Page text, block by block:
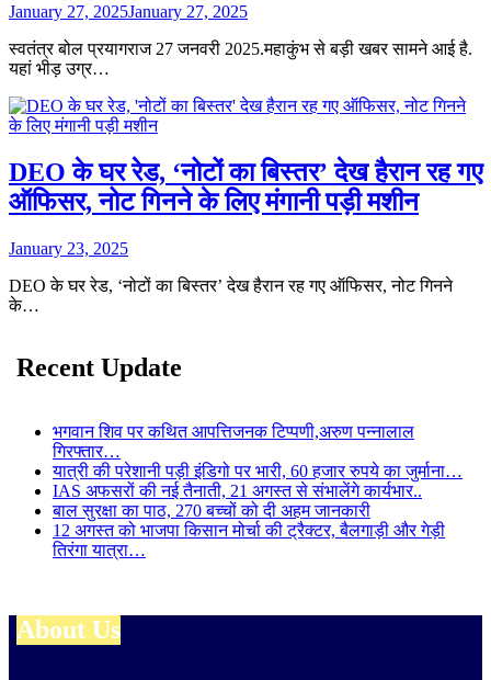
January 27, 2025January 27, 2025
स्वतंत्र बोल प्रयागराज 27 जनवरी 2025.महाकुंभ से बड़ी खबर सामने आई है.
यहां भीड़ उग्र…
DEO के घर रेड, ‘नोटों का बिस्तर’ देख हैरान रह गए
ऑफिसर, नोट गिनने के लिए मंगानी पड़ी मशीन
January 23, 2025
DEO के घर रेड, ‘नोटों का बिस्तर’ देख हैरान रह गए ऑफिसर, नोट गिनने
के…
Recent Update
भगवान शिव पर कथित आपत्तिजनक टिप्पणी,अरुण पन्नालाल
गिरफ्तार…
यात्री की परेशानी पड़ी इंडिगो पर भारी, 60 हजार रुपये का जुर्माना…
IAS अफसरों की नई तैनाती, 21 अगस्त से संभालेंगे कार्यभार..
बाल सुरक्षा का पाठ, 270 बच्चों को दी अहम जानकारी
12 अगस्त को भाजपा किसान मोर्चा की ट्रैक्टर, बैलगाड़ी और गेड़ी
तिरंगा यात्रा…
About Us